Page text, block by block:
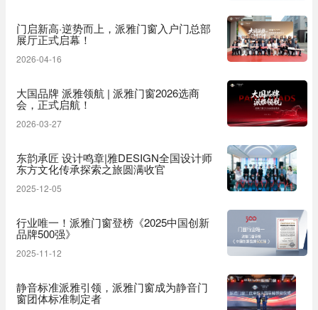
门启新高·逆势而上，派雅门窗入户门总部
展厅正式启幕！
2026-04-16
大国品牌 派雅领航 | 派雅门窗2026选商
会，正式启航！
2026-03-27
东韵承匠 设计鸣章|雅DESIGN全国设计师
东方文化传承探索之旅圆满收官
2025-12-05
行业唯一！派雅门窗登榜《2025中国创新
品牌500强》
2025-11-12
静音标准派雅引领，派雅门窗成为静音门
窗团体标准制定者